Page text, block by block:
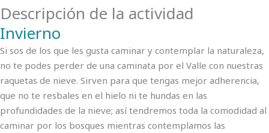
Descripción de la actividad
Invierno
Si sos de los que les gusta caminar y contemplar la naturaleza,
no te podes perder de una caminata por el Valle con nuestras
raquetas de nieve. Sirven para que tengas mejor adherencia,
que no te resbales en el hielo ni te hundas en las
profundidades de la nieve; así tendremos toda la comodidad al
caminar por los bosques mientras contemplamos las